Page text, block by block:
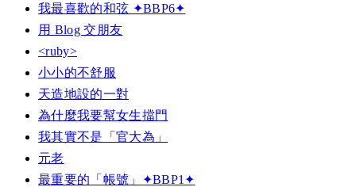
我最喜歡的和弦 ✦BBP6✦
用 Blog 交朋友
<ruby>
小小的不舒服
天造地設的一對
為什麼我要幫女生擋門
我其實不是「官大為」
元老
最重要的「帳號」✦BBP1✦